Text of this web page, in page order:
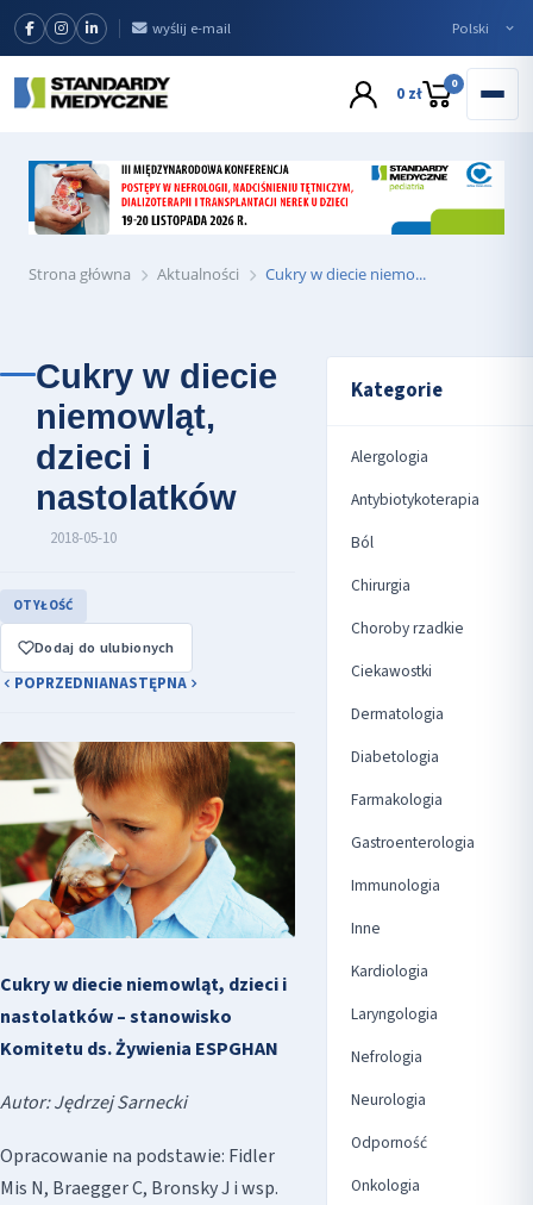
wyślij e-mail
0 zł 0
Strona główna Aktualności Cukry w diecie niemo...
Cukry w diecie
niemowląt,
dzieci i
nastolatków
2018-05-10
OTYŁOŚĆ
Dodaj do ulubionych
POPRZEDNIANASTĘPNA
Cukry w diecie niemowląt, dzieci i
nastolatków – stanowisko
Komitetu ds. Żywienia ESPGHAN
Autor: Jędrzej Sarnecki
Opracowanie na podstawie: Fidler
Mis N, Braegger C, Bronsky J i wsp.
Kategorie
Alergologia
Antybiotykoterapia
Ból
Chirurgia
Choroby rzadkie
Ciekawostki
Dermatologia
Diabetologia
Farmakologia
Gastroenterologia
Immunologia
Inne
Kardiologia
Laryngologia
Nefrologia
Neurologia
Odporność
Onkologia